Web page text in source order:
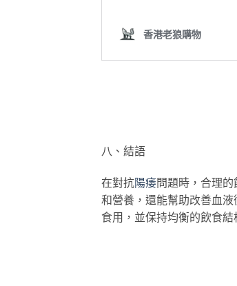
八、結語
在對抗陽痿問題時，合理
和營養，還能幫助改善血
食用，並保持均衡的飲食